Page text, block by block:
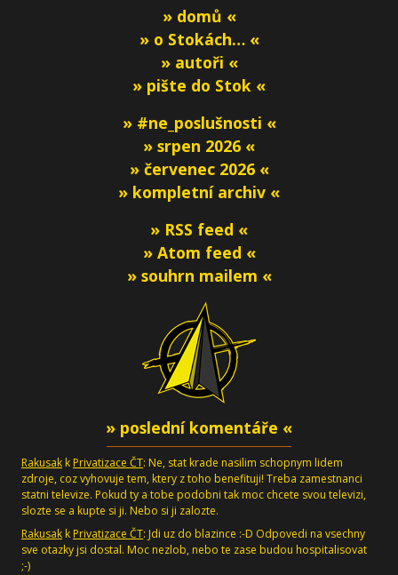
» domů «
» o Stokách… «
» autoři «
» pište do Stok «
» #ne_poslušnosti «
» srpen 2026 «
» červenec 2026 «
» kompletní archiv «
» RSS feed «
» Atom feed «
» souhrn mailem «
» poslední komentáře «
Rakusak k Privatizace ČT: Ne, stat krade nasilim schopnym lidem
zdroje, coz vyhovuje tem, ktery z toho benefituji! Treba zamestnanci
statni televize. Pokud ty a tobe podobni tak moc chcete svou televizi,
slozte se a kupte si ji. Nebo si ji zalozte.
Rakusak k Privatizace ČT: Jdi uz do blazince :-D Odpovedi na vsechny
sve otazky jsi dostal. Moc nezlob, nebo te zase budou hospitalisovat
;-)